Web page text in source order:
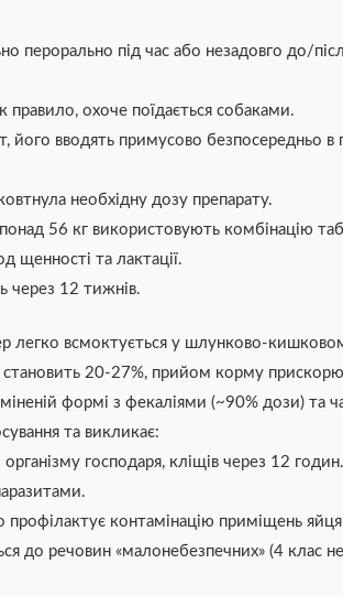
перорально під час або незадовго до/
правило, охоче поїдається собаками.
його вводять примусово безпосередньо
необхідну дозу препарату.
56 кг використовують комбінацію
щенності та лактації.
через 12 тижнів.
легко всмоктується у шлунково-
становить 20-27%, прийом корму
формі з фекаліями (~90% дози) та
та викликає:
господаря, кліщів через 12 годин.
профілактує контамінацію приміщень
до речовин «малонебезпечних» (4